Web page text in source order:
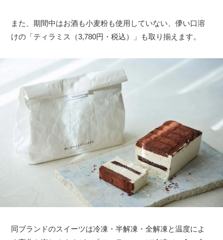
また、期間中はお酒も小麦粉も使用していない、儚い口溶
けの「ティラミス（3,780円・税込）」も取り揃えます。
同ブランドのスイーツは冷凍・半解凍・全解凍と温度によ